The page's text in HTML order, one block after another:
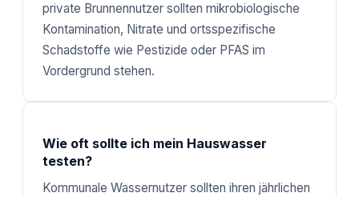
private Brunnennutzer sollten mikrobiologische
Kontamination, Nitrate und ortsspezifische
Schadstoffe wie Pestizide oder PFAS im
Vordergrund stehen.
Wie oft sollte ich mein Hauswasser
testen?
Kommunale Wassernutzer sollten ihren jährlichen